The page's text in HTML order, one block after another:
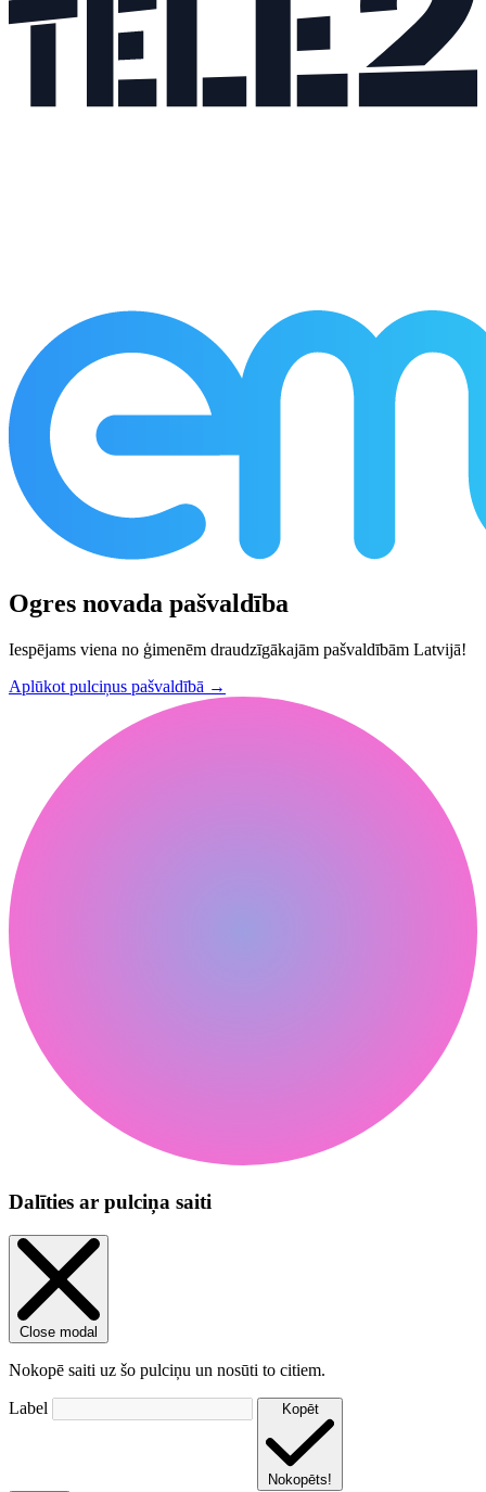
Ogres novada pašvaldība
Iespējams viena no ģimenēm draudzīgākajām pašvaldībām Latvijā!
Aplūkot pulciņus pašvaldībā →
Dalīties ar pulciņa saiti
Close modal
Nokopē saiti uz šo pulciņu un nosūti to citiem.
Label Kopēt
Nokopēts!